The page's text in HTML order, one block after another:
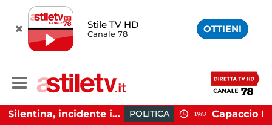
Stile TV HD
Canale 78 OTTIENI
Altavilla Silentina, incidente in moto nella notte: 19enne in prognosi riservata POLITICA 19:43